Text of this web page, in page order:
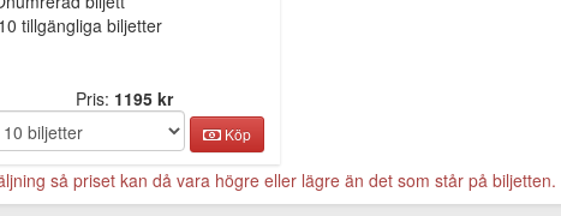
10 tillgängliga biljetter
Pris: 1195 kr
Köp
så priset kan då vara högre eller lägre än det som står på biljetten.